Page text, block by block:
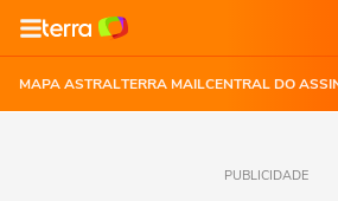
MAPA ASTRALTERRA MAILCENTRAL DO
PUBLICIDADE